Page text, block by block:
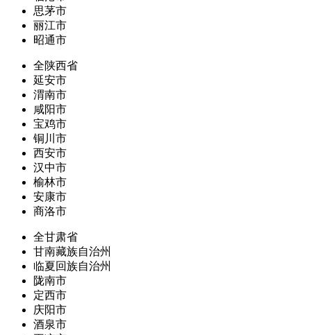
思茅市
丽江市
昭通市
全陕西省
延安市
渭南市
咸阳市
宝鸡市
铜川市
西安市
汉中市
榆林市
安康市
商洛市
全甘肃省
甘南藏族自治州
临夏回族自治州
陇南市
定西市
庆阳市
酒泉市